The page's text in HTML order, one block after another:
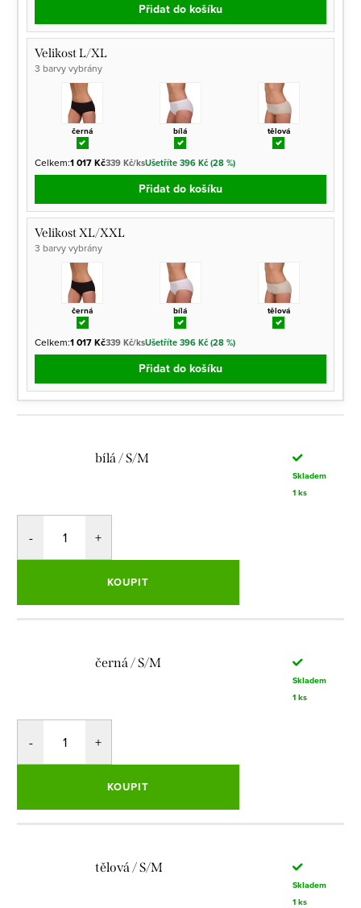
Přidat do košíku
Velikost L/XL
3 barvy vybrány
černá bílá tělová
Celkem:1 017 Kč339 Kč/ksUšetříte 396 Kč (28 %)
Přidat do košíku
Velikost XL/XXL
3 barvy vybrány
černá bílá tělová
Celkem:1 017 Kč339 Kč/ksUšetříte 396 Kč (28 %)
Přidat do košíku
bílá / S/M
Skladem
1 ks
KOUPIT
černá / S/M
Skladem
1 ks
KOUPIT
tělová / S/M
Skladem
1 ks